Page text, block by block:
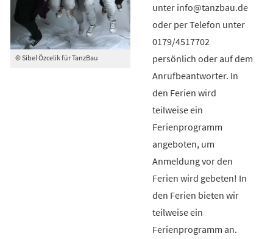
© Sibel Özcelik für TanzBau
unter info@tanzbau.de
oder per Telefon unter
0179/4517702
persönlich oder auf dem
Anrufbeantworter. In
den Ferien wird
teilweise ein
Ferienprogramm
angeboten, um
Anmeldung vor den
Ferien wird gebeten! In
den Ferien bieten wir
teilweise ein
Ferienprogramm an.